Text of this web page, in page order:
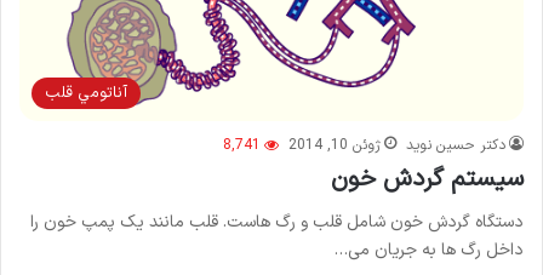
آناتومي قلب
دکتر حسین نوید ژوئن 10, 2014 8,741
سیستم گردش خون
دستگاه گردش خون شامل قلب و رگ هاست. قلب مانند یک پمپ خون را
داخل رگ ها به جریان می…